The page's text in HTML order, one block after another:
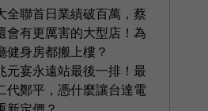
全聯首日業績破百萬，蔡
會有更厲害的大型店！為
健身房都搬上樓？
元宴永遠站最後一排！最
代鄭平，憑什麼讓台達電